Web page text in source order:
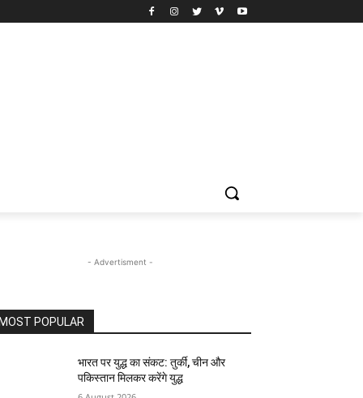
- Advertisment -
MOST POPULAR
भारत पर युद्ध का संकट: तुर्की, चीन और
पकिस्तान मिलकर करेंगे युद्ध